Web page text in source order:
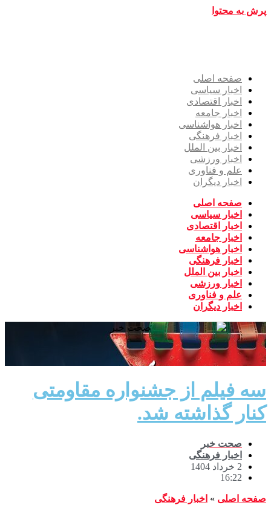
پرش به محتوا
صفحه اصلی
اخبار سیاسی
اخبار اقتصادی
اخبار جامعه
اخبار هواشناسی
اخبار فرهنگی
اخبار بین الملل
اخبار ورزشی
علم و فناوری
اخبار دیگران
صفحه اصلی
اخبار سیاسی
اخبار اقتصادی
اخبار جامعه
اخبار هواشناسی
اخبار فرهنگی
اخبار بین الملل
اخبار ورزشی
علم و فناوری
اخبار دیگران
سه فیلم از جشنواره مقاومتی
کنار گذاشته شد.
صحت خبر
اخبار فرهنگی
2 خرداد 1404
16:22
صفحه اصلی » اخبار فرهنگی